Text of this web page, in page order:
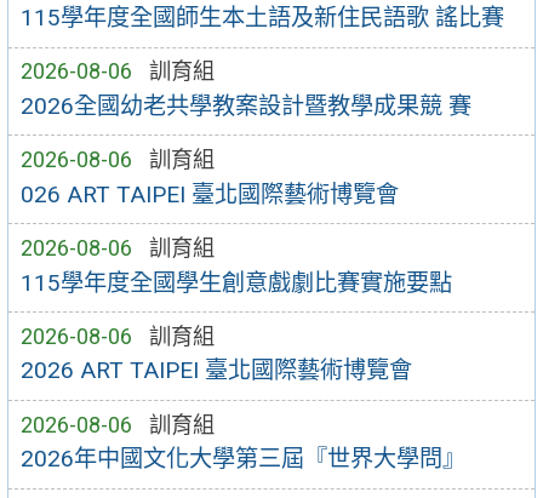
115學年度全國師生本土語及新住民語歌 謠比賽
2026-08-06 訓育組
2026全國幼老共學教案設計暨教學成果競 賽
2026-08-06 訓育組
026 ART TAIPEI 臺北國際藝術博覽會
2026-08-06 訓育組
115學年度全國學生創意戲劇比賽實施要點
2026-08-06 訓育組
2026 ART TAIPEI 臺北國際藝術博覽會
2026-08-06 訓育組
2026年中國文化大學第三屆『世界大學問』